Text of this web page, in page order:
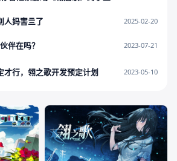
人妈害亖了 2025-02-20
伴在吗？ 2023-07-21
行，翎之歌开发预定计划 2023-05-10